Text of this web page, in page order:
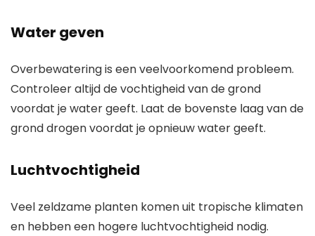
Water geven
Overbewatering is een veelvoorkomend probleem.
Controleer altijd de vochtigheid van de grond
voordat je water geeft. Laat de bovenste laag van de
grond drogen voordat je opnieuw water geeft.
Luchtvochtigheid
Veel zeldzame planten komen uit tropische klimaten
en hebben een hogere luchtvochtigheid nodig.